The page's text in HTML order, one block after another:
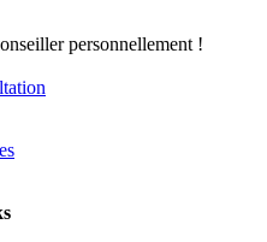
personnellement !